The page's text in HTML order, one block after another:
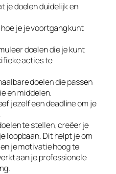
je doelen duidelijk en
je je voortgang kunt
doelen die je kunt
acties te
doelen die passen
en middelen.
jezelf een deadline om je
te stellen, creëer je
loopbaan. Dit helpt je om
je motivatie hoog te
aan je professionele